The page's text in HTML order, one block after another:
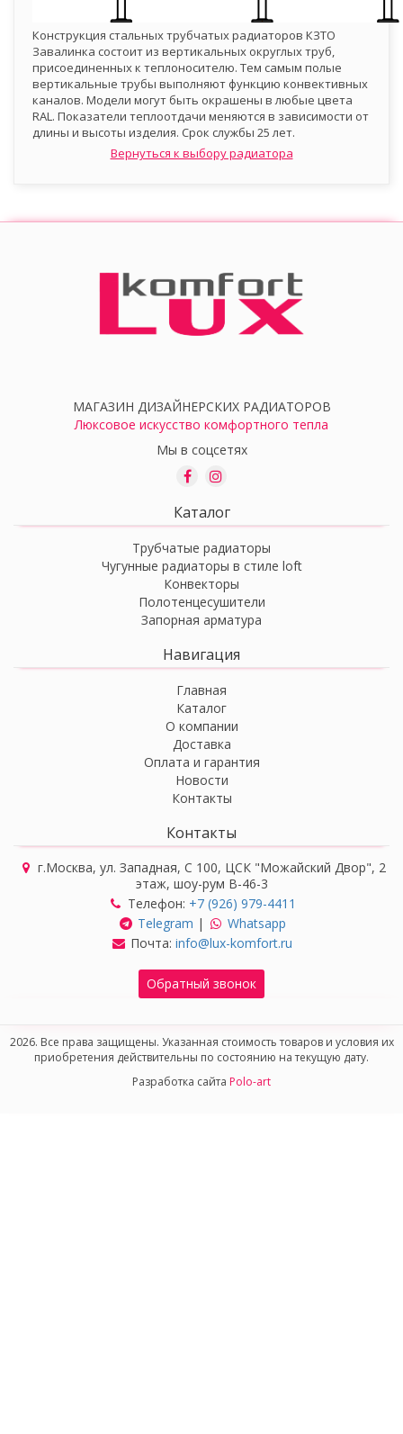
Конструкция стальных трубчатых радиаторов КЗТО
Завалинка состоит из вертикальных округлых труб,
присоединенных к теплоносителю. Тем самым полые
вертикальные трубы выполняют функцию конвективных
каналов. Модели могут быть окрашены в любые цвета
RAL. Показатели теплоотдачи меняются в зависимости от
длины и высоты изделия. Срок службы 25 лет.
Вернуться к выбору радиатора
МАГАЗИН ДИЗАЙНЕРСКИХ РАДИАТОРОВ
Люксовое искусство комфортного тепла
Мы в соцсетях
Каталог
Трубчатые радиаторы
Чугунные радиаторы в стиле loft
Конвекторы
Полотенцесушители
Запорная арматура
Навигация
Главная
Каталог
О компании
Доставка
Оплата и гарантия
Новости
Контакты
Контакты
г.Москва, ул. Западная, С 100, ЦСК "Можайский Двор", 2
этаж, шоу-рум В-46-3
Телефон: +7 (926) 979-4411
Telegram |
Whatsapp
Почта: info@lux-komfort.ru
Обратный звонок
2026. Все права защищены. Указанная стоимость товаров и условия их
приобретения действительны по состоянию на текущую дату.
Разработка сайта Polo-art